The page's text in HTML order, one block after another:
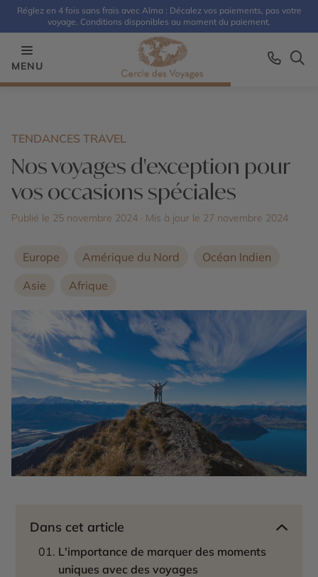
Réglez en 4 fois sans frais avec Alma : Décalez vos paiements, pas votre
voyage. Conditions disponibles au moment du paiement.
MENU
TENDANCES TRAVEL
Nos voyages d'exception pour
vos occasions spéciales
Publié le 25 novembre 2024 · Mis à jour le 27 novembre 2024
Europe Amérique du Nord
Océan Indien
Asie
Afrique
Dans cet article
L'importance de marquer des moments
uniques avec des voyages